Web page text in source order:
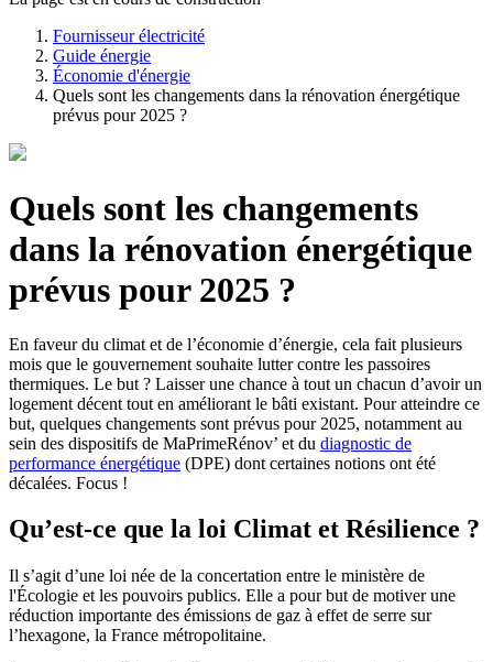
Fournisseur électricité
Guide énergie
Économie d'énergie
Quels sont les changements dans la rénovation énergétique
prévus pour 2025 ?
Quels sont les changements
dans la rénovation énergétique
prévus pour 2025 ?
En faveur du climat et de l’économie d’énergie, cela fait plusieurs
mois que le gouvernement souhaite lutter contre les passoires
thermiques. Le but ? Laisser une chance à tout un chacun d’avoir un
logement décent tout en améliorant le bâti existant. Pour atteindre ce
but, quelques changements sont prévus pour 2025, notamment au
sein des dispositifs de MaPrimeRénov’ et du diagnostic de
performance énergétique (DPE) dont certaines notions ont été
décalées. Focus !
Qu’est-ce que la loi Climat et Résilience ?
Il s’agit d’une loi née de la concertation entre le ministère de
l'Écologie et les pouvoirs publics. Elle a pour but de motiver une
réduction importante des émissions de gaz à effet de serre sur
l’hexagone, la France métropolitaine.